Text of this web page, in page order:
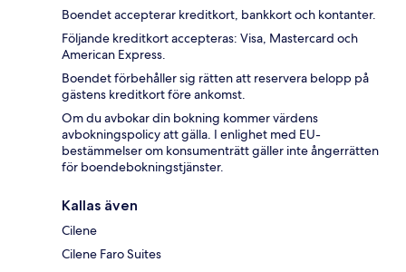
Boendet accepterar kreditkort, bankkort och kontanter.
Följande kreditkort accepteras: Visa, Mastercard och
American Express.
Boendet förbehåller sig rätten att reservera belopp på
gästens kreditkort före ankomst.
Om du avbokar din bokning kommer värdens
avbokningspolicy att gälla. I enlighet med EU-
bestämmelser om konsumenträtt gäller inte ångerrätten
för boendebokningstjänster.
Kallas även
Cilene
Cilene Faro Suites